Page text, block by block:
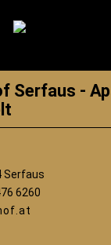
Serfaus -
Serfaus
6260